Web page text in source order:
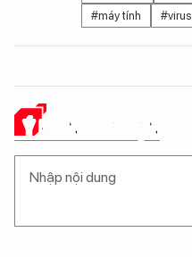
#máy tính
#virus
Ý KIẾN CỦA BẠN